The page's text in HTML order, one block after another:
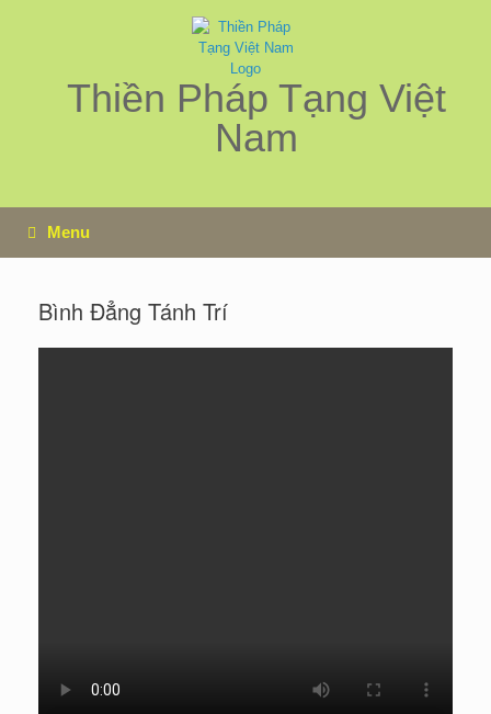
Thiền Pháp Tạng Việt
Nam
Menu
Bình Đẳng Tánh Trí